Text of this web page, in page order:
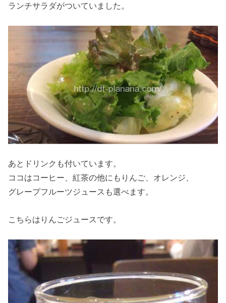
ランチサラダがついていました。
あとドリンクも付いています。
ココはコーヒー、紅茶の他にもりんご、オレンジ、
グレープフルーツジュースも選べます。
こちらはりんごジュースです。